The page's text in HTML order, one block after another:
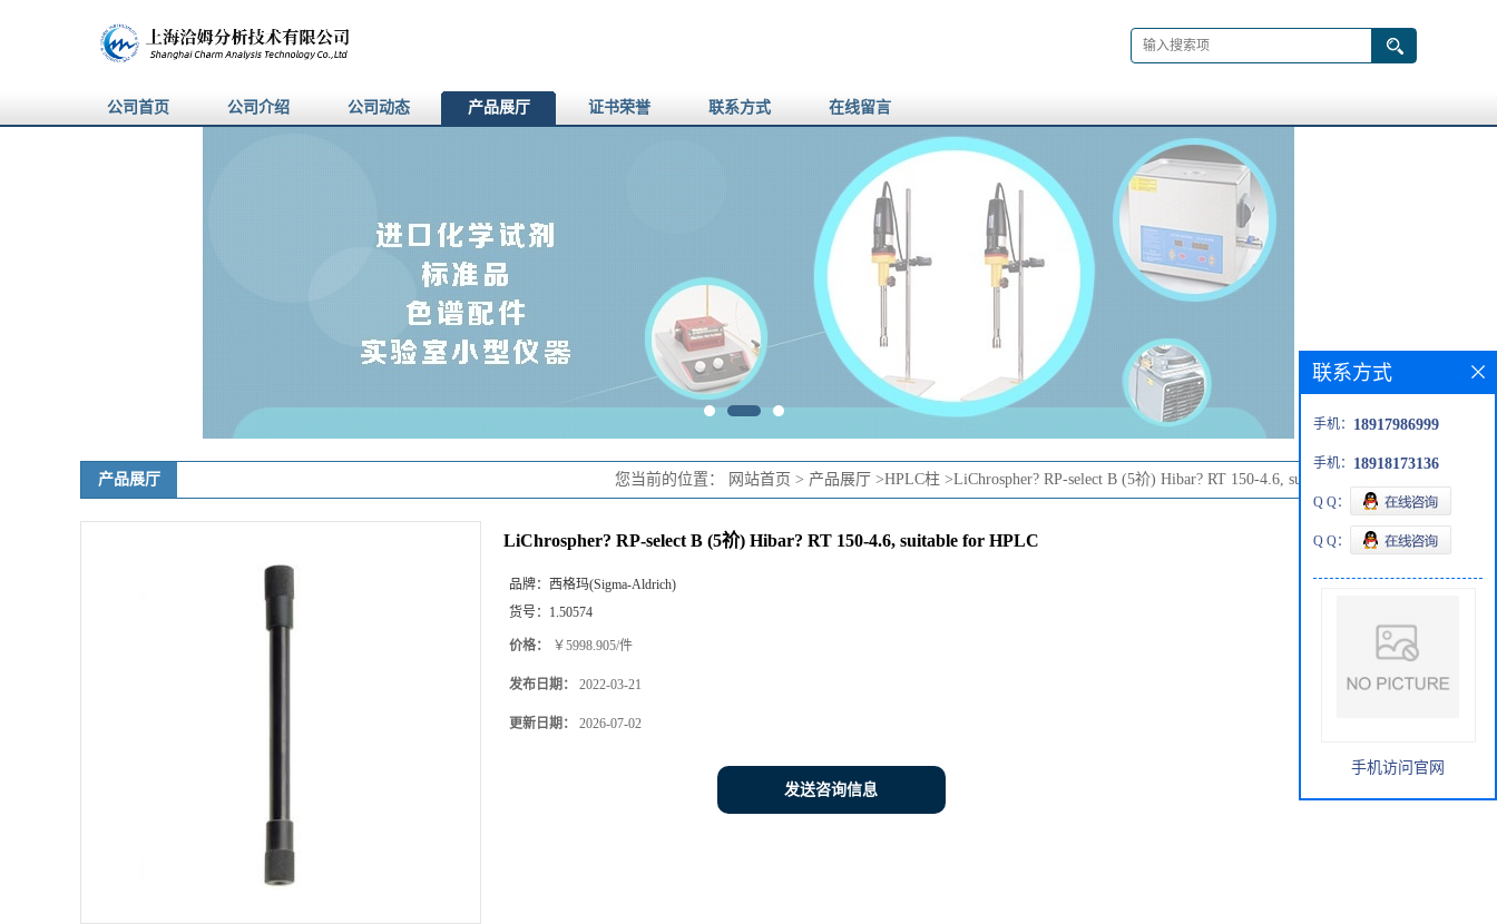
公司首页 公司介绍 公司动态 产品展厅 证书荣誉 联系方式 在线留言
产品展厅 您当前的位置： 网站首页 > 产品展厅 >HPLC柱 >LiChrospher? RP-select B (5祄) Hibar? RT 150-4.6, suitable for HPLC
LiChrospher? RP-select B (5祄) Hibar? RT 150-4.6, suitable for HPLC
品牌： 西格玛(Sigma-Aldrich)
货号： 1.50574
价格： ￥5998.905/件
发布日期： 2022-03-21
更新日期： 2026-07-02
发送咨询信息
联系方式
手机： 18917986999
手机： 18918173136
Q Q：
Q Q：
手机访问官网